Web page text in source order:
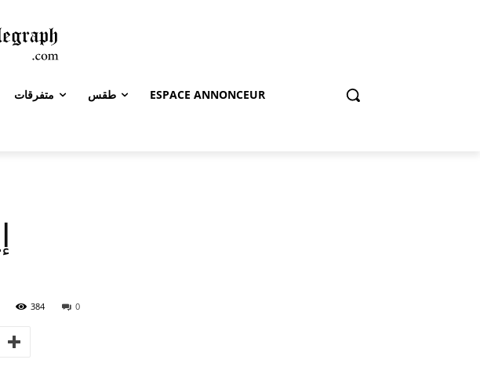
متفرقات طقس ESPACE ANNONCEUR
0
384